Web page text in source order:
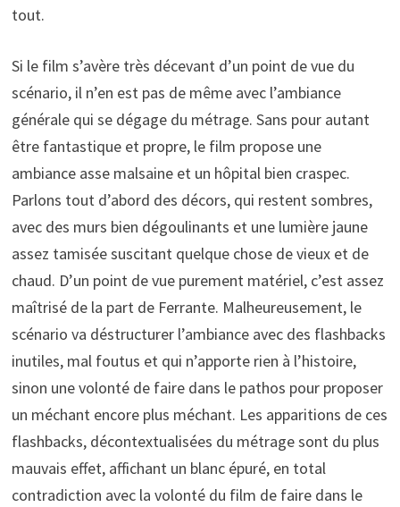
tout.
Si le film s’avère très décevant d’un point de vue du
scénario, il n’en est pas de même avec l’ambiance
générale qui se dégage du métrage. Sans pour autant
être fantastique et propre, le film propose une
ambiance asse malsaine et un hôpital bien craspec.
Parlons tout d’abord des décors, qui restent sombres,
avec des murs bien dégoulinants et une lumière jaune
assez tamisée suscitant quelque chose de vieux et de
chaud. D’un point de vue purement matériel, c’est assez
maîtrisé de la part de Ferrante. Malheureusement, le
scénario va déstructurer l’ambiance avec des flashbacks
inutiles, mal foutus et qui n’apporte rien à l’histoire,
sinon une volonté de faire dans le pathos pour proposer
un méchant encore plus méchant. Les apparitions de ces
flashbacks, décontextualisées du métrage sont du plus
mauvais effet, affichant un blanc épuré, en total
contradiction avec la volonté du film de faire dans le